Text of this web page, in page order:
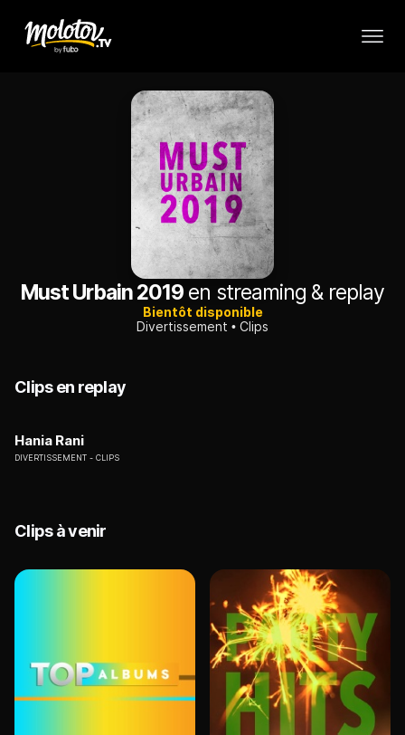
Must Urbain 2019 en streaming & replay
Bientôt disponible
Divertissement
Clips
Clips en replay
Hania Rani
DIVERTISSEMENT CLIPS
Clips à venir